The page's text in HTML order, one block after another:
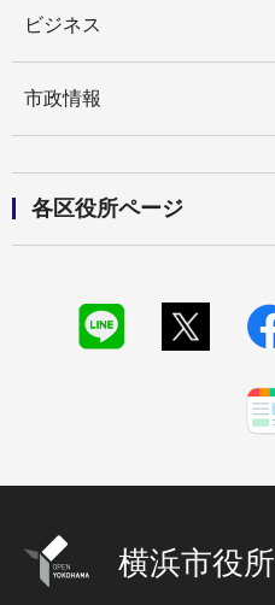
ビジネス
市政情報
各区役所ページ
横浜市役所